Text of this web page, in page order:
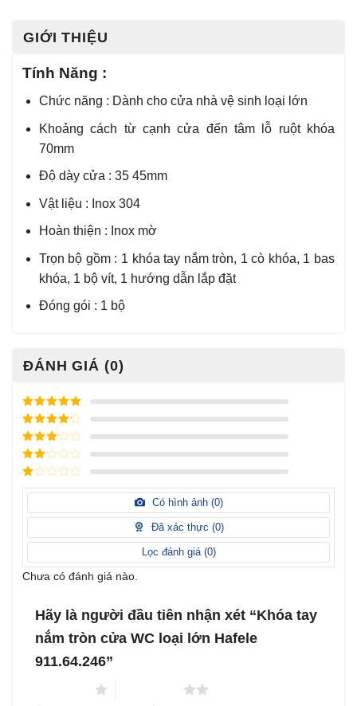
GIỚI THIỆU
Tính Năng :
Chức năng : Dành cho cửa nhà vệ sinh loại lớn
Khoảng cách từ cạnh cửa đến tâm lỗ ruột khóa
70mm
Độ dày cửa : 35 45mm
Vật liệu : Inox 304
Hoàn thiện : Inox mờ
Trọn bộ gồm : 1 khóa tay nắm tròn, 1 cò khóa, 1 bas
khóa, 1 bộ vít, 1 hướng dẫn lắp đặt
Đóng gói : 1 bộ
ĐÁNH GIÁ (0)
Được xếp
hạng
5
5
sao
Được xếp
hạng
4
5
sao
Được
xếp
hạng3
5 sao
Được
hạng
sao
Được
hạng
sao
Có hình ảnh (0)
Đã xác thực (0)
Lọc đánh giá (0)
Chưa có đánh giá nào.
Hãy là người đầu tiên nhận xét “Khóa tay
nắm tròn cửa WC loại lớn Hafele
911.64.246”